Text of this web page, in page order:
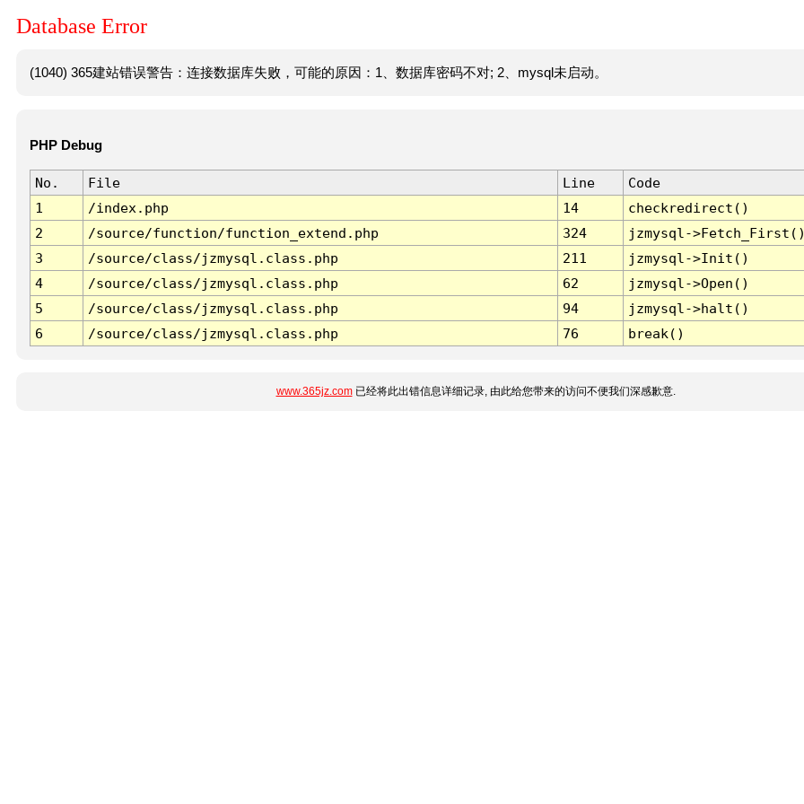
Database Error
(1040) 365建站错误警告：连接数据库失败，可能的原因：1、数据库密码不对; 2、mysql未启动。
PHP Debug
No. File Line
Code
1
/index.php 14
checkredirect()
2
/source/function/function_extend.php 324
jzmysql-
3
/source/class/jzmysql.class.php 211
jzmysql->Init()
4
/source/class/jzmysql.class.php 62
jzmysql->Open()
5
/source/class/jzmysql.class.php 94
jzmysql->halt()
6
/source/class/jzmysql.class.php 76 break()
www.365jz.com已经将此出错信息详细记录, 由此给您带来的访问不便我们深感歉意.